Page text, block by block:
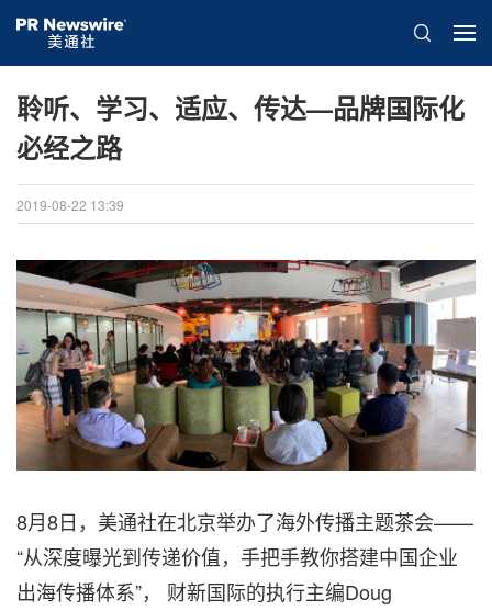
聆听、学习、适应、传达—品牌国际化
必经之路
2019-08-22 13:39
8月8日，美通社在北京举办了海外传播主题茶会——
“从深度曝光到传递价值，手把手教你搭建中国企业
出海传播体系”， 财新国际的执行主编Doug